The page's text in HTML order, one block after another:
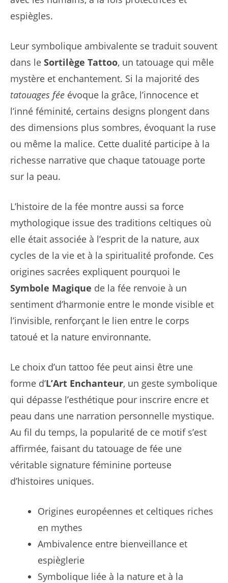
espiègles.
Leur symbolique ambivalente se traduit souvent
dans le Sortilège Tattoo, un tatouage qui mêle
mystère et enchantement. Si la majorité des
tatouages fée évoque la grâce, l’innocence et
l’inné féminité, certains designs plongent dans
des dimensions plus sombres, évoquant la ruse
ou même la malice. Cette dualité participe à la
richesse narrative que chaque tatouage porte
sur la peau.
L’histoire de la fée montre aussi sa force
mythologique issue des traditions celtiques où
elle était associée à l’esprit de la nature, aux
cycles de la vie et à la spiritualité profonde. Ces
origines sacrées expliquent pourquoi le
Symbole Magique de la fée renvoie à un
sentiment d’harmonie entre le monde visible et
l’invisible, renforçant le lien entre le corps
tatoué et la nature environnante.
Le choix d’un tattoo fée peut ainsi être une
forme d’L’Art Enchanteur, un geste symbolique
qui dépasse l’esthétique pour inscrire encre et
peau dans une narration personnelle mystique.
Au fil du temps, la popularité de ce motif s’est
affirmée, faisant du tatouage de fée une
véritable signature féminine porteuse
d’histoires uniques.
Origines européennes et celtiques riches
en mythes
Ambivalence entre bienveillance et
espièglerie
Symbolique liée à la nature et à la